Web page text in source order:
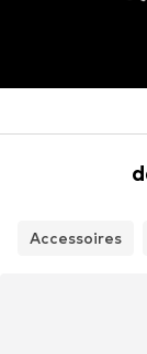
Accessoires